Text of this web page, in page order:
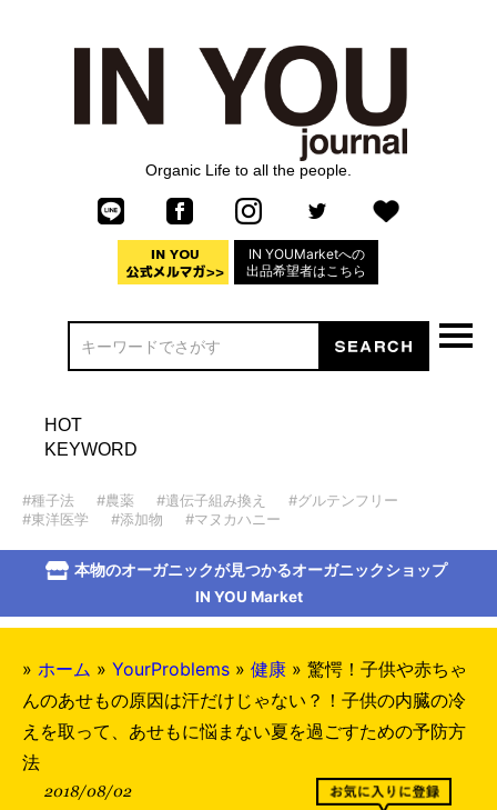
Organic Life to all the people.
IN YOUMarketへの
出品希望者はこちら
HOT
KEYWORD
#種子法 #農薬 #遺伝子組み換え
#グルテンフリー
#東洋医学
#添加物 #マヌカハニー
本物のオーガニックが見つかるオーガニックショップ
IN YOU Market
» ホーム » YourProblems » 健康 » 驚愕！子供や赤ちゃ
んのあせもの原因は汗だけじゃない？！子供の内臓の冷
えを取って、あせもに悩まない夏を過ごすための予防方
法
2018/08/02